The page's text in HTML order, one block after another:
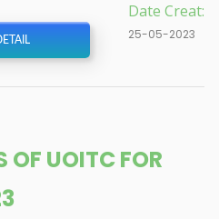
Date Creat:
25-05-2023
DETAIL
OF UOITC FOR